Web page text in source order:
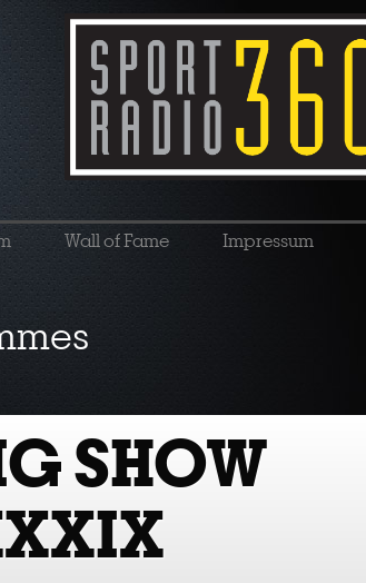
Wall of Fame Impressum
SHOW